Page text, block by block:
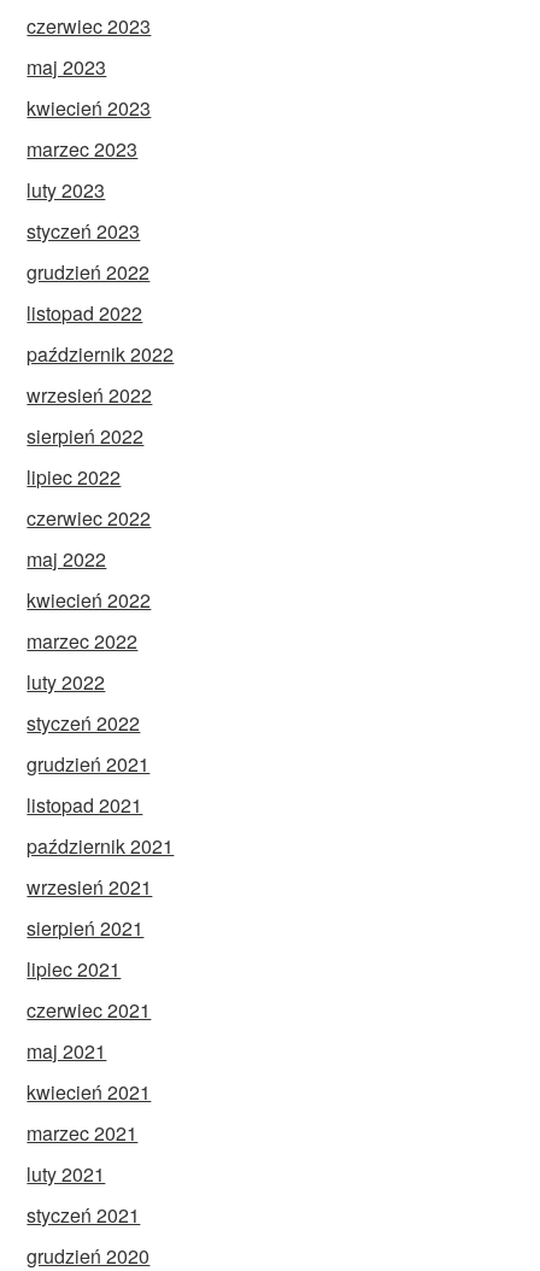
czerwiec 2023
maj 2023
kwiecień 2023
marzec 2023
luty 2023
styczeń 2023
grudzień 2022
listopad 2022
październik 2022
wrzesień 2022
sierpień 2022
lipiec 2022
czerwiec 2022
maj 2022
kwiecień 2022
marzec 2022
luty 2022
styczeń 2022
grudzień 2021
listopad 2021
październik 2021
wrzesień 2021
sierpień 2021
lipiec 2021
czerwiec 2021
maj 2021
kwiecień 2021
marzec 2021
luty 2021
styczeń 2021
grudzień 2020